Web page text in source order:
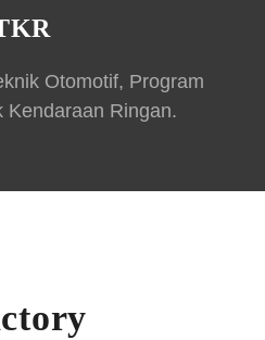
Otomotif, Program
Kendaraan Ringan.